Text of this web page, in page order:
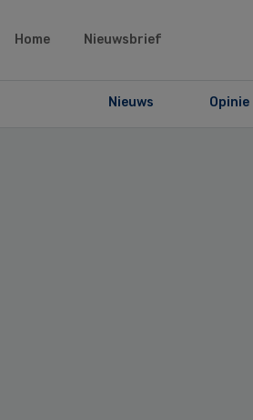
Home Nieuwsbrief
Nieuws Opinie